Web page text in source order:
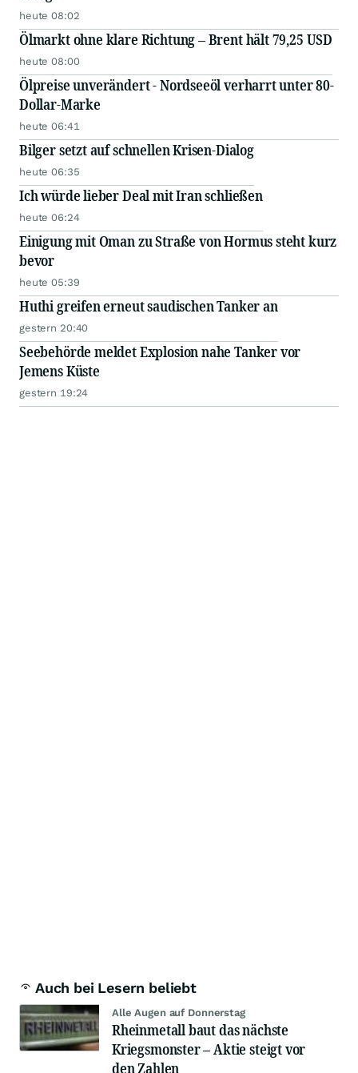
heute 08:02
Ölmarkt ohne klare Richtung – Brent hält 79,25 USD
heute 08:00
Ölpreise unverändert - Nordseeöl verharrt unter 80-
Dollar-Marke
heute 06:41
Bilger setzt auf schnellen Krisen-Dialog
heute 06:35
Ich würde lieber Deal mit Iran schließen
heute 06:24
Einigung mit Oman zu Straße von Hormus steht kurz
bevor
heute 05:39
Huthi greifen erneut saudischen Tanker an
gestern 20:40
Seebehörde meldet Explosion nahe Tanker vor
Jemens Küste
gestern 19:24
Auch bei Lesern beliebt
Alle Augen auf Donnerstag
Rheinmetall baut das nächste
Kriegsmonster – Aktie steigt vor
den Zahlen